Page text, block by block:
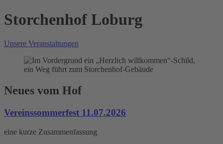
Storchenhof Loburg
Unsere Veranstaltungen
Neues vom Hof
Vereinssommerfest 11.07.2026
eine kurze Zusammenfassung